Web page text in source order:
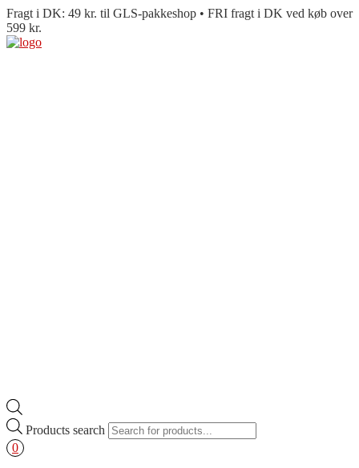
Fragt i DK: 49 kr. til GLS-pakkeshop • FRI fragt i DK ved køb over
599 kr.
Products search
0